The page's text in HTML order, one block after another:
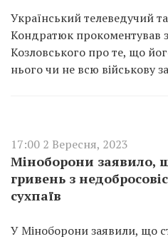
Український телеведучий
Кондратюк прокоментував
Козловського про те, що
нього чи не всю військову
17:00 2 Вересня, 2023
Міноборони заявило,
гривень з
сухпаїв
У Міноборони заявили, що